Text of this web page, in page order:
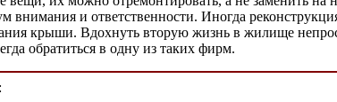
внимания и ответственности. Иногда
крыши. Вдохнуть вторую жизнь в жилище
обратиться в одну из таких фирм.